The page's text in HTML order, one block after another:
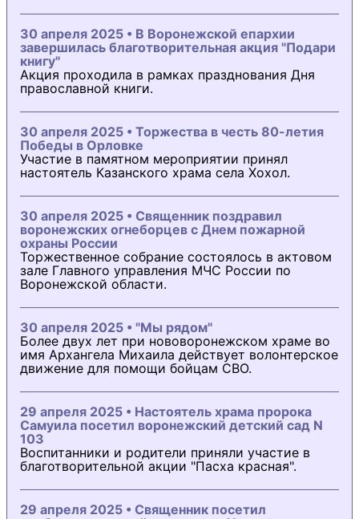
30 апреля 2025 • В Воронежской епархии
завершилась благотворительная акция "Подари
книгу"
Акция проходила в рамках празднования Дня
православной книги.
30 апреля 2025 • Торжества в честь 80-летия
Победы в Орловке
Участие в памятном мероприятии принял
настоятель Казанского храма села Хохол.
30 апреля 2025 • Священник поздравил
воронежских огнеборцев с Днем пожарной
охраны России
Торжественное собрание состоялось в актовом
зале Главного управления МЧС России по
Воронежской области.
30 апреля 2025 • "Мы рядом"
Более двух лет при нововоронежском храме во
имя Архангела Михаила действует волонтерское
движение для помощи бойцам СВО.
29 апреля 2025 • Настоятель храма пророка
Самуила посетил воронежский детский сад N
103
Воспитанники и родители приняли участие в
благотворительной акции "Пасха красная".
29 апреля 2025 • Священник посетил